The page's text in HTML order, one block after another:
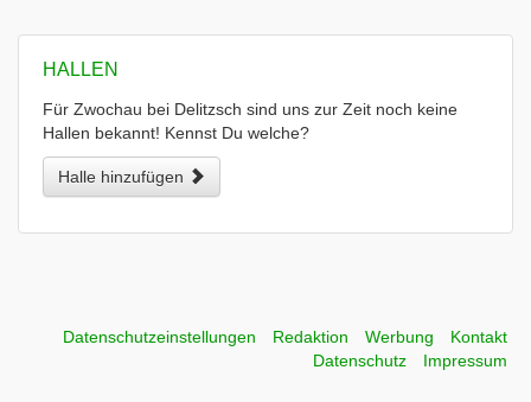
HALLEN
Für Zwochau bei Delitzsch sind uns zur Zeit noch keine
Hallen bekannt! Kennst Du welche?
Halle hinzufügen
Datenschutzeinstellungen Redaktion Werbung
Kontakt
Datenschutz
Impressum